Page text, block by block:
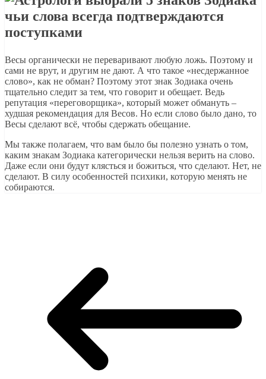
Весы органически не переваривают любую ложь. Поэтому и
сами не врут, и другим не дают. А что такое «несдержанное
слово», как не обман? Поэтому этот знак Зодиака очень
тщательно следит за тем, что говорит и обещает. Ведь
репутация «переговорщика», который может обмануть –
худшая рекомендация для Весов. Но если слово было дано, то
Весы сделают всё, чтобы сдержать обещание.
Мы также полагаем, что вам было бы полезно узнать о том,
каким знакам Зодиака категорически нельзя верить на слово.
Даже если они будут клясться и божиться, что сделают. Нет, не
сделают. В силу особенностей психики, которую менять не
собираются.